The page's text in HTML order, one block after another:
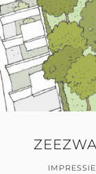
IMPRESSIE